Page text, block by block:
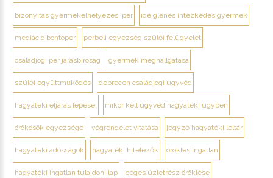
bizonyítás gyermekelhelyezési per ideiglenes intézkedés gyermek
mediáció bontóper perbeli egyezség szülői felügyelet
családjogi per járásbíróság gyermek meghallgatása
szülői együttműködés debrecen családjogi ügyvéd
hagyatéki eljárás lépései mikor kell ügyvéd hagyatéki ügyben
örökösök egyezsége végrendelet vitatása jegyző hagyatéki leltár
hagyatéki adósságok hagyatéki hitelezők öröklés ingatlan
hagyatéki ingatlan tulajdoni lap céges üzletrész öröklése